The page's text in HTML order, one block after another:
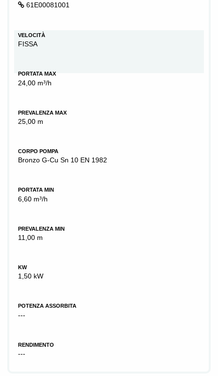
61E00081001
VELOCITÀ
FISSA
PORTATA MAX
24,00 m³/h
PREVALENZA MAX
25,00 m
CORPO POMPA
Bronzo G-Cu Sn 10 EN 1982
PORTATA MIN
6,60 m³/h
PREVALENZA MIN
11,00 m
KW
1,50 kW
POTENZA ASSORBITA
---
RENDIMENTO
---